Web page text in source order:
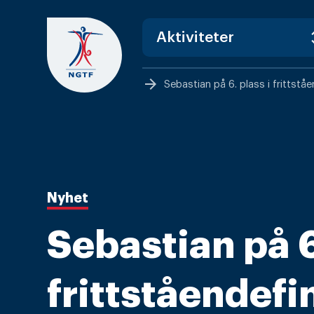
content
arrow_forward Sebastian på 6. plass i
Nyhet
Sebastian på